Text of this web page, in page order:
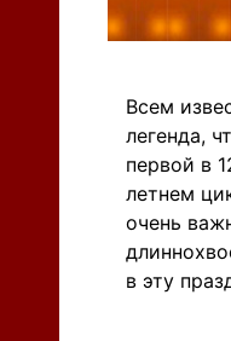
Всем
легенда,
первой в
летнем
очень
в эту